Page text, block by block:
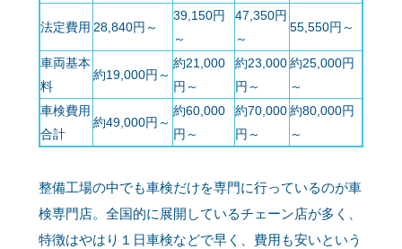
法定費用 28,840円～
39,150円
～
47,350円
～
55,550円～
車両基本
料
約19,000円～
約21,000
円～
約23,000
円～
約25,000円
～
車検費用
合計
約49,000円～
約60,000
円～
約70,000
円～
約80,000円
～
整備工場の中でも車検だけを専門に行っているのが車
検専門店。全国的に展開しているチェーン店が多く、
特徴はやはり１日車検などで早く、費用も安いという